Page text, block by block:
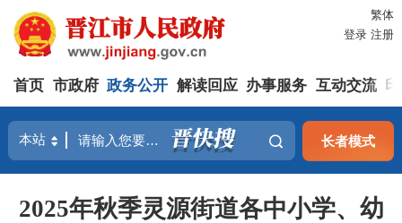
繁体
登录 注册
首页 市政府 政务公开 解读回应 办事服务 互动交流
长者模式
2025年秋季灵源街道各中小学、幼